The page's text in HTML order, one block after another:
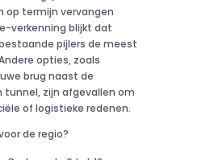
op termijn vervangen
verkenning blijkt dat
pijlers de meest
opties, zoals
brug naast de
tunnel, zijn afgevallen om
of logistieke redenen.
de regio?